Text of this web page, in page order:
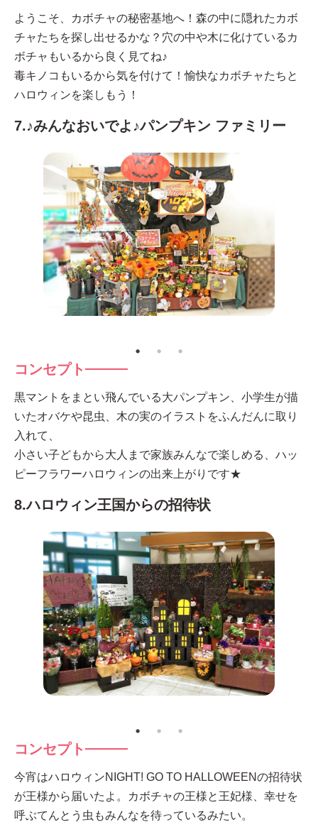
ようこそ、カボチャの秘密基地へ！森の中に隠れたカボ
チャたちを探し出せるかな？穴の中や木に化けているカ
ボチャもいるから良く見てね♪
毒キノコもいるから気を付けて！愉快なカボチャたちと
ハロウィンを楽しもう！
7.♪みんなおいでよ♪パンプキン ファミリー
コンセプト
黒マントをまとい飛んでいる大パンプキン、小学生が描
いたオバケや昆虫、木の実のイラストをふんだんに取り
入れて、
小さい子どもから大人まで家族みんなで楽しめる、ハッ
ピーフラワーハロウィンの出来上がりです★
8.ハロウィン王国からの招待状
コンセプト
今宵はハロウィンNIGHT! GO TO HALLOWEENの招待状
が王様から届いたよ。カボチャの王様と王妃様、幸せを
呼ぶてんとう虫もみんなを待っているみたい。